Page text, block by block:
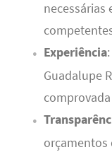
necessárias
Experiência
Guadalupe
orçamentos